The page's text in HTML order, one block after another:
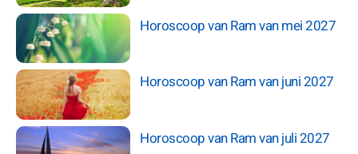
Horoscoop van Ram van mei 2027
Horoscoop van Ram van juni 2027
Horoscoop van Ram van juli 2027